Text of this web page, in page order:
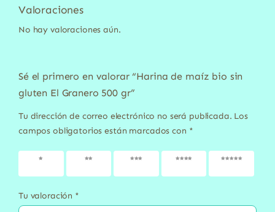
Valoraciones
No hay valoraciones aún.
Sé el primero en valorar “Harina de maíz bio sin
gluten El Granero 500 gr”
Tu dirección de correo electrónico no será publicada. Los
campos obligatorios están marcados con *
1 de 5
2 de 5
3 de 5
4 de 5
5 de 5
Tu valoración *